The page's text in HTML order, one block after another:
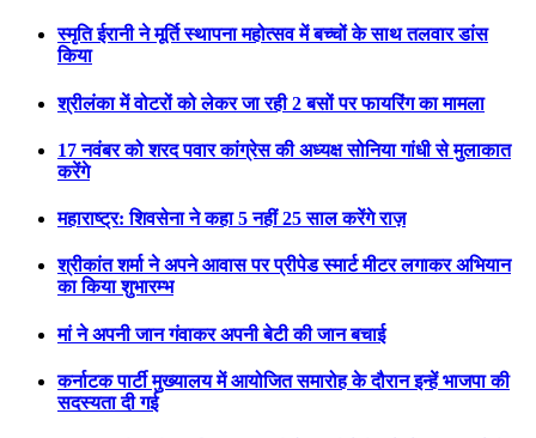
स्मृति ईरानी ने मूर्ति स्थापना महोत्सव में बच्चों के साथ तलवार डांस
किया
श्रीलंका में वोटरों को लेकर जा रही 2 बसों पर फायरिंग का मामला
17 नवंबर को शरद पवार कांग्रेस की अध्यक्ष सोनिया गांधी से मुलाकात
करेंगे
महाराष्ट्र: शिवसेना ने कहा 5 नहीं 25 साल करेंगे राज़
श्रीकांत शर्मा ने अपने आवास पर प्रीपेड स्मार्ट मीटर लगाकर अभियान
का किया शुभारम्भ
मां ने अपनी जान गंवाकर अपनी बेटी की जान बचाई
कर्नाटक पार्टी मुख्यालय में आयोजित समारोह के दौरान इन्हें भाजपा की
सदस्यता दी गई